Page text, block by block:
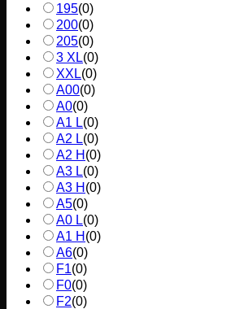
195(0)
200(0)
205(0)
3 XL(0)
XXL(0)
A00(0)
A0(0)
A1 L(0)
A2 L(0)
A2 H (0)
A3 L(0)
A3 H (0)
A5(0)
A0 L(0)
A1 H (0)
A6(0)
F1(0)
F0(0)
F2(0)